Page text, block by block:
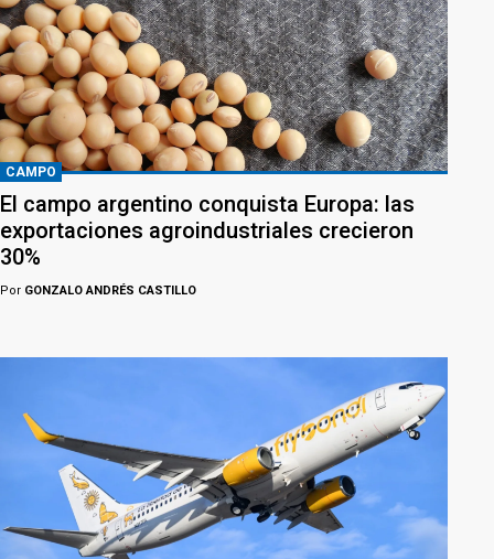
CAMPO
El campo argentino conquista Europa: las
exportaciones agroindustriales crecieron
30%
Por GONZALO ANDRÉS CASTILLO